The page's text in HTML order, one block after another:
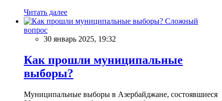
Читать далее
Сложный
вопрос
30 январь 2025, 19:32
Как прошли муниципальные
выборы?
Муниципальные выборы в Азербайджане, состоявшиеся